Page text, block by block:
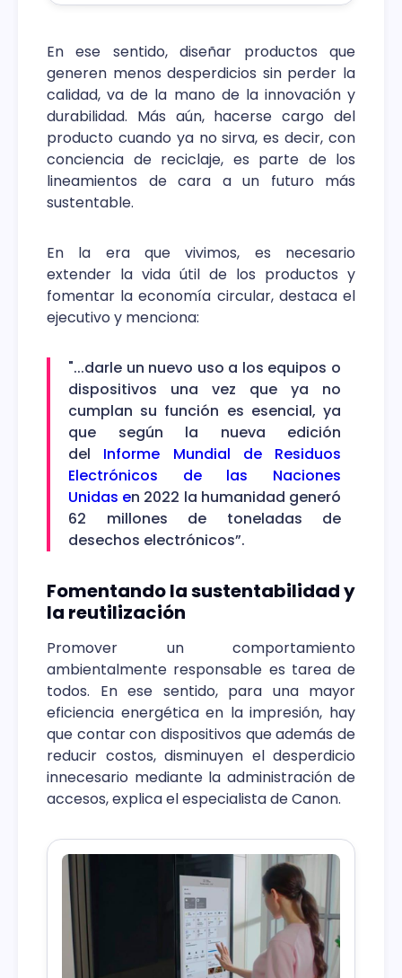
En ese sentido, diseñar productos que
generen menos desperdicios sin perder la
calidad, va de la mano de la innovación y
durabilidad. Más aún, hacerse cargo del
producto cuando ya no sirva, es decir, con
conciencia de reciclaje, es parte de los
lineamientos de cara a un futuro más
sustentable.
En la era que vivimos, es necesario
extender la vida útil de los productos y
fomentar la economía circular, destaca el
ejecutivo y menciona:
"...darle un nuevo uso a los equipos o
dispositivos una vez que ya no
cumplan su función es esencial, ya
que según la nueva edición
del Informe Mundial de Residuos
Electrónicos de las Naciones
Unidas en 2022 la humanidad generó
62 millones de toneladas de
desechos electrónicos”.
Fomentando la sustentabilidad y
la reutilización
Promover un comportamiento
ambientalmente responsable es tarea de
todos. En ese sentido, para una mayor
eficiencia energética en la impresión, hay
que contar con dispositivos que además de
reducir costos, disminuyen el desperdicio
innecesario mediante la administración de
accesos, explica el especialista de Canon.